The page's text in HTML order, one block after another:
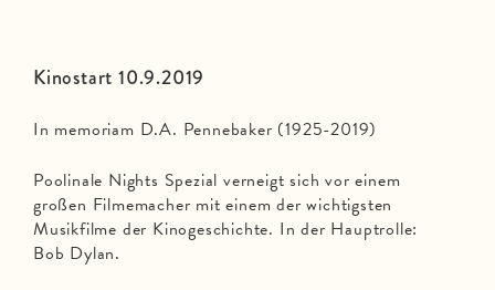
Kinostart 10.9.2019
In memoriam D.A. Pennebaker (1925-2019)
Poolinale Nights Spezial verneigt sich vor einem
großen Filmemacher mit einem der wichtigsten
Musikfilme der Kinogeschichte. In der Hauptrolle:
Bob Dylan.